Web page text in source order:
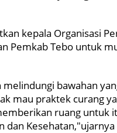
kepala Organisasi
Pemkab Tebo untuk
bawahan
mau praktek curang
ruang untuk
dan Kesehatan,"ujarnya